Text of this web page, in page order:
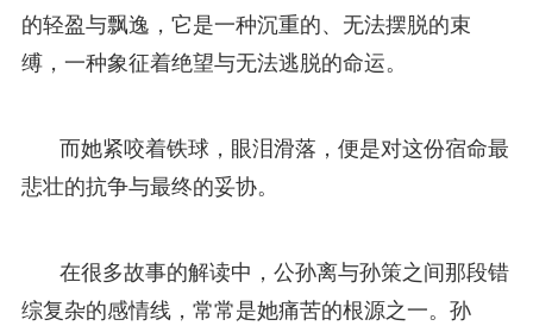
的轻盈与飘逸，它是一种沉重的、无法摆脱的束
缚，一种象征着绝望与无法逃脱的命运。
而她紧咬着铁球，眼泪滑落，便是对这份宿命最
悲壮的抗争与最终的妥协。
在很多故事的解读中，公孙离与孙策之间那段错
综复杂的感情线，常常是她痛苦的根源之一。孙